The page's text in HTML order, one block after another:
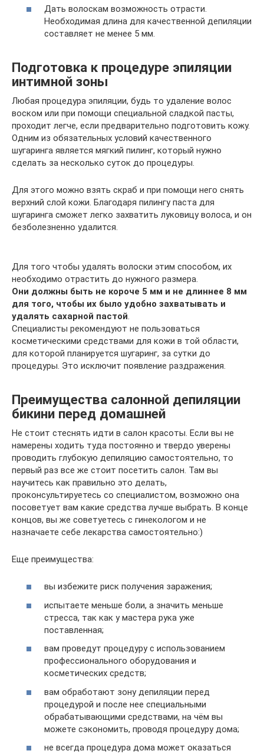
Дать волоскам возможность отрасти.
Необходимая длина для качественной депиляции
составляет не менее 5 мм.
Подготовка к процедуре эпиляции
интимной зоны
Любая процедура эпиляции, будь то удаление волос
воском или при помощи специальной сладкой пасты,
проходит легче, если предварительно подготовить кожу.
Одним из обязательных условий качественного
шугаринга является мягкий пилинг, который нужно
сделать за несколько суток до процедуры.
Для этого можно взять скраб и при помощи него снять
верхний слой кожи. Благодаря пилингу паста для
шугаринга сможет легко захватить луковицу волоса, и он
безболезненно удалится.
Для того чтобы удалять волоски этим способом, их
необходимо отрастить до нужного размера.
Они должны быть не короче 5 мм и не длиннее 8 мм
для того, чтобы их было удобно захватывать и
удалять сахарной пастой.
Специалисты рекомендуют не пользоваться
косметическими средствами для кожи в той области,
для которой планируется шугаринг, за сутки до
процедуры. Это исключит появление раздражения.
Преимущества салонной депиляции
бикини перед домашней
Не стоит стеснять идти в салон красоты. Если вы не
намерены ходить туда постоянно и твердо уверены
проводить глубокую депиляцию самостоятельно, то
первый раз все же стоит посетить салон. Там вы
научитесь как правильно это делать,
проконсультируетесь со специалистом, возможно она
посоветует вам какие средства лучше выбрать. В конце
концов, вы же советуетесь с гинекологом и не
назначаете себе лекарства самостоятельно:)
Еще преимущества:
вы избежите риск получения заражения;
испытаете меньше боли, а значить меньше
стресса, так как у мастера рука уже
поставленная;
вам проведут процедуру с использованием
профессионального оборудования и
косметических средств;
вам обработают зону депиляции перед
процедурой и после нее специальными
обрабатывающими средствами, на чём вы
можете сэкономить, проводя процедуру дома;
не всегда процедура дома может оказаться